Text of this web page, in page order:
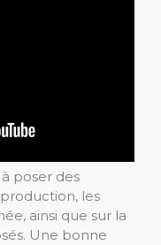
poser des
les
ainsi que sur la
Une bonne